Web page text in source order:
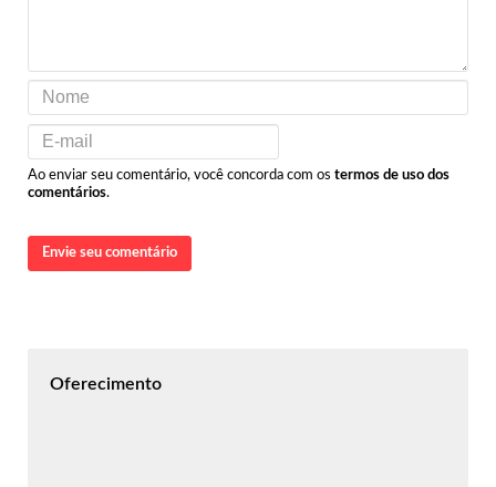
Ao enviar seu comentário, você concorda com os termos de uso dos
comentários.
Envie seu comentário
Oferecimento